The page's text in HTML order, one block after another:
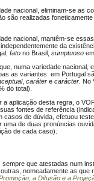
nacional, eliminam-se as
são realizadas
nacional, mantêm-se
da
fato no Brasil, sumptuoso
numa variedade nacional,
as variantes: em Portugal
, caráter e carácter .
do total).
a aplicação desta regra, o
fontes de referência
casos de dúvida, efetuou
uma de duas pronúncias
de cada caso).
sempre que atestadas num
nomeadamente as
a Difusão e a